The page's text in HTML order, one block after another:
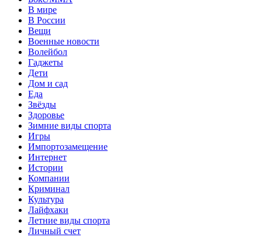
В мире
В России
Вещи
Военные новости
Волейбол
Гаджеты
Дети
Дом и сад
Еда
Звёзды
Здоровье
Зимние виды спорта
Игры
Импортозамещение
Интернет
Истории
Компании
Криминал
Культура
Лайфхаки
Летние виды спорта
Личный счет